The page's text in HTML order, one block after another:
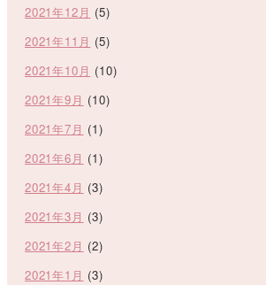
2021年12月 (5)
2021年11月 (5)
2021年10月 (10)
2021年9月 (10)
2021年7月 (1)
2021年6月 (1)
2021年4月 (3)
2021年3月 (3)
2021年2月 (2)
2021年1月 (3)